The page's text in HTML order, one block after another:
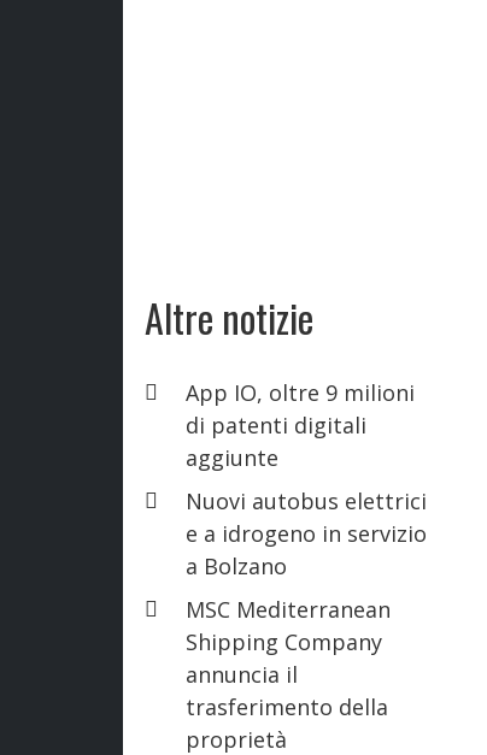
Altre notizie
App IO, oltre 9 milioni
di patenti digitali
aggiunte
Nuovi autobus elettrici
e a idrogeno in servizio
a Bolzano
MSC Mediterranean
Shipping Company
annuncia il
trasferimento della
proprietà